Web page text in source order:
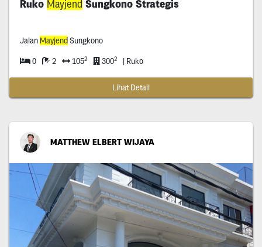
Ruko Mayjend Sungkono Strategis
Jalan Mayjend Sungkono
0 2 1052 3002 | Ruko
Lihat Detail
MATTHEW ELBERT WIJAYA